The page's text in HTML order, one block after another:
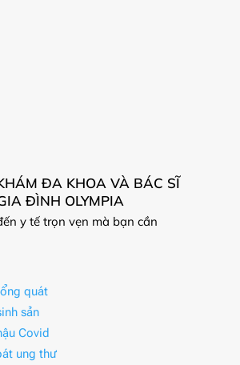
ĐA KHOA VÀ BÁC SĨ
ĐÌNH OLYMPIA
y tế trọn vẹn mà bạn cần
quát
sản
Covid
ung thư